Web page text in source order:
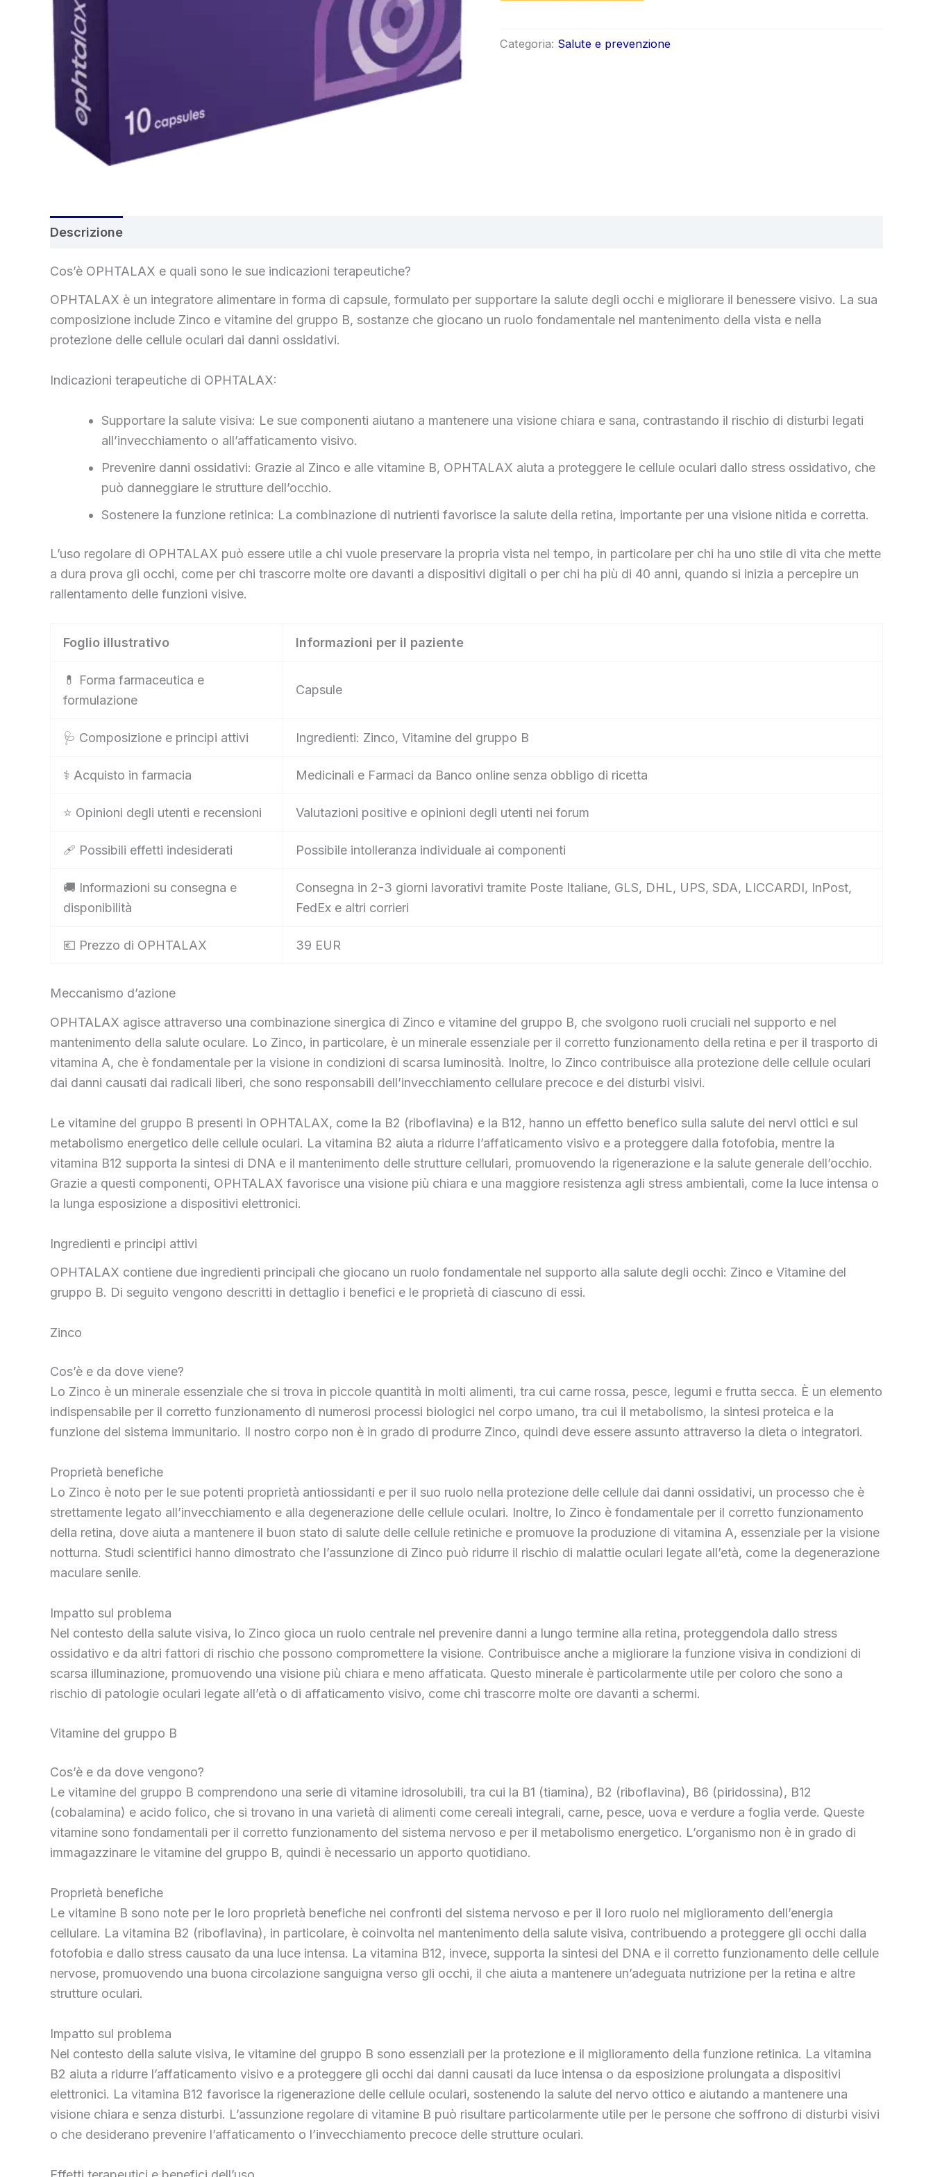
Categoria: Salute e prevenzione
Descrizione
Cos’è OPHTALAX e quali sono le sue indicazioni terapeutiche?
OPHTALAX è un integratore alimentare in forma di capsule, formulato per supportare la salute degli occhi e migliorare il benessere visivo. La sua
composizione include Zinco e vitamine del gruppo B, sostanze che giocano un ruolo fondamentale nel mantenimento della vista e nella
protezione delle cellule oculari dai danni ossidativi.
Indicazioni terapeutiche di OPHTALAX:
Supportare la salute visiva: Le sue componenti aiutano a mantenere una visione chiara e sana, contrastando il rischio di disturbi legati
all’invecchiamento o all’affaticamento visivo.
Prevenire danni ossidativi: Grazie al Zinco e alle vitamine B, OPHTALAX aiuta a proteggere le cellule oculari dallo stress ossidativo, che
può danneggiare le strutture dell’occhio.
Sostenere la funzione retinica: La combinazione di nutrienti favorisce la salute della retina, importante per una visione nitida e corretta.
L’uso regolare di OPHTALAX può essere utile a chi vuole preservare la propria vista nel tempo, in particolare per chi ha uno stile di vita che mette
a dura prova gli occhi, come per chi trascorre molte ore davanti a dispositivi digitali o per chi ha più di 40 anni, quando si inizia a percepire un
rallentamento delle funzioni visive.
Foglio illustrativo Informazioni per il paziente
💊 Forma farmaceutica e
formulazione
Capsule
🩺 Composizione e principi attivi Ingredienti: Zinco, Vitamine del gruppo B
⚕️ Acquisto in farmacia Medicinali e Farmaci da Banco online senza obbligo di ricetta
⭐ Opinioni degli utenti e recensioni Valutazioni positive e opinioni degli utenti nei forum
🩹 Possibili effetti indesiderati Possibile intolleranza individuale ai componenti
🚚 Informazioni su consegna e
disponibilità
Consegna in 2-3 giorni lavorativi tramite Poste Italiane, GLS, DHL, UPS, SDA, LICCARDI, InPost,
FedEx e altri corrieri
💶 Prezzo di OPHTALAX 39 EUR
Meccanismo d’azione
OPHTALAX agisce attraverso una combinazione sinergica di Zinco e vitamine del gruppo B, che svolgono ruoli cruciali nel supporto e nel
mantenimento della salute oculare. Lo Zinco, in particolare, è un minerale essenziale per il corretto funzionamento della retina e per il trasporto di
vitamina A, che è fondamentale per la visione in condizioni di scarsa luminosità. Inoltre, lo Zinco contribuisce alla protezione delle cellule oculari
dai danni causati dai radicali liberi, che sono responsabili dell’invecchiamento cellulare precoce e dei disturbi visivi.
Le vitamine del gruppo B presenti in OPHTALAX, come la B2 (riboflavina) e la B12, hanno un effetto benefico sulla salute dei nervi ottici e sul
metabolismo energetico delle cellule oculari. La vitamina B2 aiuta a ridurre l’affaticamento visivo e a proteggere dalla fotofobia, mentre la
vitamina B12 supporta la sintesi di DNA e il mantenimento delle strutture cellulari, promuovendo la rigenerazione e la salute generale dell’occhio.
Grazie a questi componenti, OPHTALAX favorisce una visione più chiara e una maggiore resistenza agli stress ambientali, come la luce intensa o
la lunga esposizione a dispositivi elettronici.
Ingredienti e principi attivi
OPHTALAX contiene due ingredienti principali che giocano un ruolo fondamentale nel supporto alla salute degli occhi: Zinco e Vitamine del
gruppo B. Di seguito vengono descritti in dettaglio i benefici e le proprietà di ciascuno di essi.
Zinco
Cos’è e da dove viene?
Lo Zinco è un minerale essenziale che si trova in piccole quantità in molti alimenti, tra cui carne rossa, pesce, legumi e frutta secca. È un elemento
indispensabile per il corretto funzionamento di numerosi processi biologici nel corpo umano, tra cui il metabolismo, la sintesi proteica e la
funzione del sistema immunitario. Il nostro corpo non è in grado di produrre Zinco, quindi deve essere assunto attraverso la dieta o integratori.
Proprietà benefiche
Lo Zinco è noto per le sue potenti proprietà antiossidanti e per il suo ruolo nella protezione delle cellule dai danni ossidativi, un processo che è
strettamente legato all’invecchiamento e alla degenerazione delle cellule oculari. Inoltre, lo Zinco è fondamentale per il corretto funzionamento
della retina, dove aiuta a mantenere il buon stato di salute delle cellule retiniche e promuove la produzione di vitamina A, essenziale per la visione
notturna. Studi scientifici hanno dimostrato che l’assunzione di Zinco può ridurre il rischio di malattie oculari legate all’età, come la degenerazione
maculare senile.
Impatto sul problema
Nel contesto della salute visiva, lo Zinco gioca un ruolo centrale nel prevenire danni a lungo termine alla retina, proteggendola dallo stress
ossidativo e da altri fattori di rischio che possono compromettere la visione. Contribuisce anche a migliorare la funzione visiva in condizioni di
scarsa illuminazione, promuovendo una visione più chiara e meno affaticata. Questo minerale è particolarmente utile per coloro che sono a
rischio di patologie oculari legate all’età o di affaticamento visivo, come chi trascorre molte ore davanti a schermi.
Vitamine del gruppo B
Cos’è e da dove vengono?
Le vitamine del gruppo B comprendono una serie di vitamine idrosolubili, tra cui la B1 (tiamina), B2 (riboflavina), B6 (piridossina), B12
(cobalamina) e acido folico, che si trovano in una varietà di alimenti come cereali integrali, carne, pesce, uova e verdure a foglia verde. Queste
vitamine sono fondamentali per il corretto funzionamento del sistema nervoso e per il metabolismo energetico. L’organismo non è in grado di
immagazzinare le vitamine del gruppo B, quindi è necessario un apporto quotidiano.
Proprietà benefiche
Le vitamine B sono note per le loro proprietà benefiche nei confronti del sistema nervoso e per il loro ruolo nel miglioramento dell’energia
cellulare. La vitamina B2 (riboflavina), in particolare, è coinvolta nel mantenimento della salute visiva, contribuendo a proteggere gli occhi dalla
fotofobia e dallo stress causato da una luce intensa. La vitamina B12, invece, supporta la sintesi del DNA e il corretto funzionamento delle cellule
nervose, promuovendo una buona circolazione sanguigna verso gli occhi, il che aiuta a mantenere un’adeguata nutrizione per la retina e altre
strutture oculari.
Impatto sul problema
Nel contesto della salute visiva, le vitamine del gruppo B sono essenziali per la protezione e il miglioramento della funzione retinica. La vitamina
B2 aiuta a ridurre l’affaticamento visivo e a proteggere gli occhi dai danni causati da luce intensa o da esposizione prolungata a dispositivi
elettronici. La vitamina B12 favorisce la rigenerazione delle cellule oculari, sostenendo la salute del nervo ottico e aiutando a mantenere una
visione chiara e senza disturbi. L’assunzione regolare di vitamine B può risultare particolarmente utile per le persone che soffrono di disturbi visivi
o che desiderano prevenire l’affaticamento o l’invecchiamento precoce delle strutture oculari.